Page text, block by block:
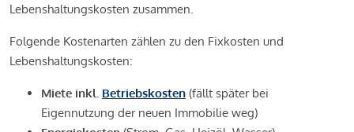
Lebenshaltungskosten zusammen.
Folgende Kostenarten zählen zu den Fixkosten und
Lebenshaltungskosten:
Miete inkl. Betriebskosten (fällt später bei
Eigennutzung der neuen Immobilie weg)